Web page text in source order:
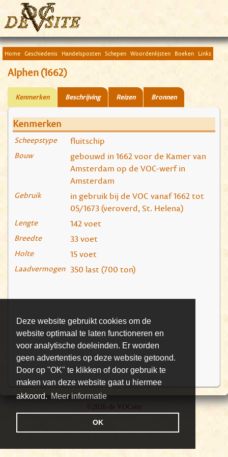
Deze website gebruikt cookies om de
website optimaal te laten functioneren en
voor analytische doeleinden. Er worden
geen advertenties op deze website getoond.
Door op "OK" te klikken of door gebruik te
maken van deze website gaat u hiermee
akkoord. Meer informatie
OK
Home Geschiedenis Handelsposten Schepen Woordenlijsten Boeken Links
Alphen (1662)
Kenmerken Beschrijving Reizen Bronnen
Kenmerken
Scheepstype fluitschip
Bouw
gebouwd in 1662 voor de Kamer van
Amsterdam op de VOC-werf in
Amsterdam
Gebruik
in gebruik bij de VOC vanaf 1662 tot
05/1673 (veroverd, St. Helena)
Lengte 142 voet
Breedte 33 voet
Holte 15 voet
Laadvermogen 350 last (700 ton)
©2026 de VOCsite